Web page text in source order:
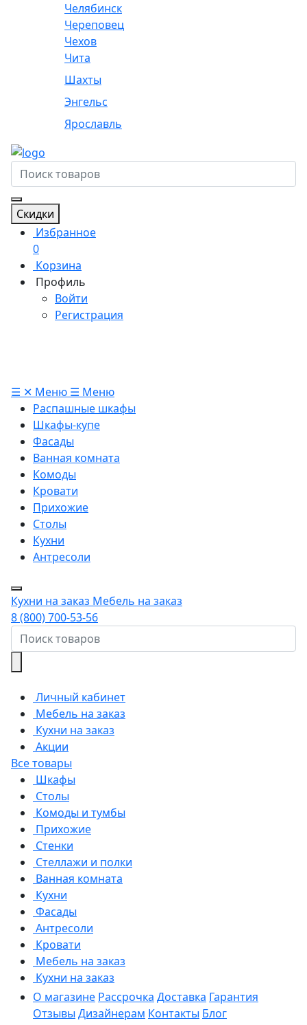
Челябинск
Череповец
Чехов
Чита
Шахты
Энгельс
Ярославль
Скидки
Избранное
0
Корзина
Профиль
Войти
Регистрация
☰ ✕ Меню ☰ Меню
Распашные шкафы
Шкафы-купе
Фасады
Ванная комната
Комоды
Кровати
Прихожие
Столы
Кухни
Антресоли
Кухни на заказ Мебель на заказ
8 (800) 700-53-56
Личный кабинет
Мебель на заказ
Кухни на заказ
Акции
Все товары
Шкафы
Столы
Комоды и тумбы
Прихожие
Стенки
Стеллажи и полки
Ванная комната
Кухни
Фасады
Антресоли
Кровати
Мебель на заказ
Кухни на заказ
О магазине Рассрочка Доставка Гарантия
Отзывы Дизайнерам Контакты Блог